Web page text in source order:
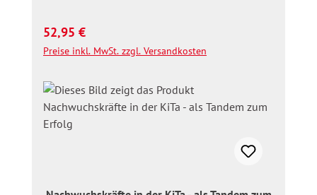
Regulärer Preis:
52,95 €
Preise inkl. MwSt. zzgl. Versandkosten